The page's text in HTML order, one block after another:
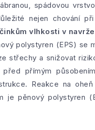
spádovou
nejen chování
vlhkosti v
polystyren (EPS) se
střechy a snižovat
přímým
Reakce na
je pěnový polystyren